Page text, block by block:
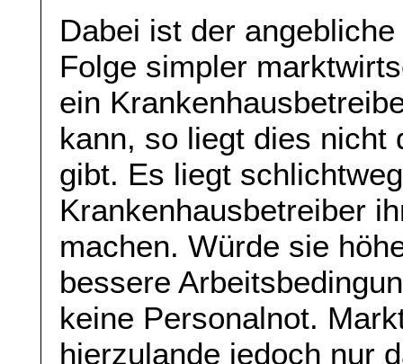
Dabei ist der
Folge simpler
ein
kann, so liegt dies nicht
gibt. Es liegt
Krankenhausbetreiber
machen. Würde sie
bessere
keine Personalnot.
hierzulande jedoch nur